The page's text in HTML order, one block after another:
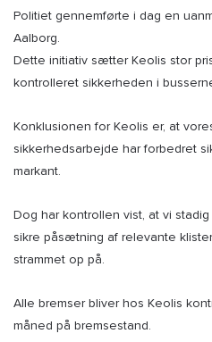
Politiet gennemførte i dag en
Aalborg.
Dette initiativ sætter Keolis stor
kontrolleret sikkerheden i
Konklusionen for Keolis er, at
sikkerhedsarbejde har forbedret
markant.
Dog har kontrollen vist, at vi
sikre påsætning af relevante
strammet op på.
Alle bremser bliver hos Keolis
måned på bremsestand.